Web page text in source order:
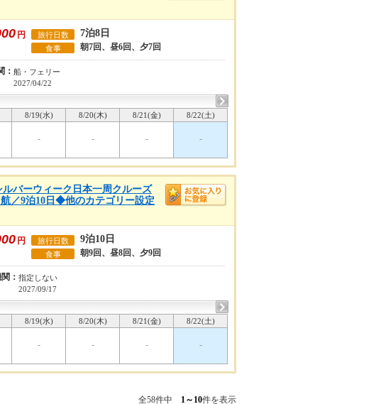
円 旅行日数 7泊8日
食事 朝7回、昼6回、夕7回
： 船・フェリー
2027/04/22
8/19(水) 8/20(木) 8/21(金) 8/22(土)
- - - -
バーウィーク日本一周クルーズ
航／9泊10日◆他のカテゴリー設定
円 旅行日数 9泊10日
食事 朝9回、昼8回、夕9回
： 指定しない
2027/09/17
8/19(水) 8/20(木) 8/21(金) 8/22(土)
- - - -
全58件中 1～10件を表示